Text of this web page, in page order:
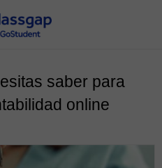
saber para
online